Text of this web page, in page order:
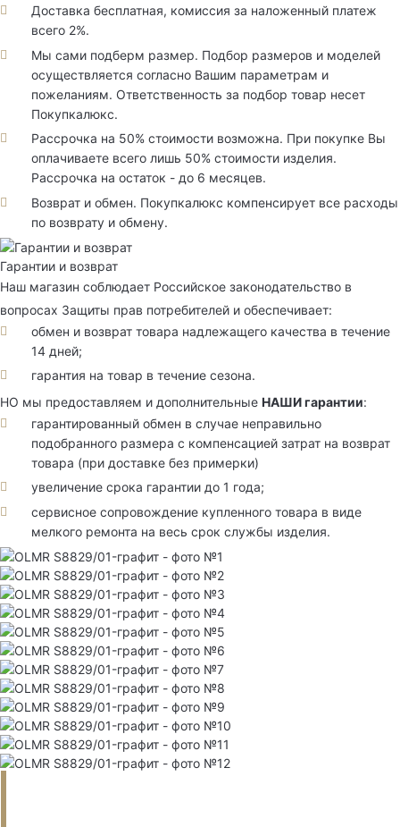
Доставка бесплатная, комиссия за наложенный платеж
всего 2%.
Мы сами подберм размер. Подбор размеров и моделей
осуществляется согласно Вашим параметрам и
пожеланиям. Ответственность за подбор товар несет
Покупкалюкс.
Рассрочка на 50% стоимости возможна. При покупке Вы
оплачиваете всего лишь 50% стоимости изделия.
Рассрочка на остаток - до 6 месяцев.
Возврат и обмен. Покупкалюкс компенсирует все расходы
по возврату и обмену.
Гарантии и возврат
Наш магазин соблюдает Российское законодательство в
вопросах Защиты прав потребителей и обеспечивает:
обмен и возврат товара надлежащего качества в течение
14 дней;
гарантия на товар в течение сезона.
НО мы предоставляем и дополнительные НАШИ гарантии:
гарантированный обмен в случае неправильно
подобранного размера с компенсацией затрат на возврат
товара (при доставке без примерки)
увеличение срока гарантии до 1 года;
сервисное сопровождение купленного товара в виде
мелкого ремонта на весь срок службы изделия.